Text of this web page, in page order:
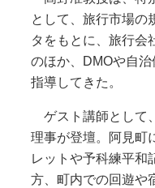
として、旅行市場の
タをもとに、旅行会
のほか、DMOや自
指導してきた。
ゲスト講師として
理事が登壇。阿見町
レットや予科練平和
方、町内での回遊や